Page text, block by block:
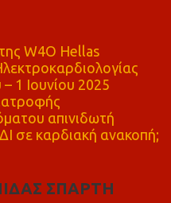
W4O Hellas
1 Ιουνίου 2025
απινιδωτή
σε καρδιακή ανακοπή;
ΣΠΑΡΤΗ